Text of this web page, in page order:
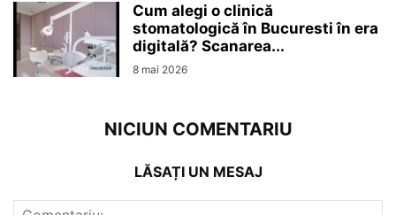
Cum alegi o clinică
stomatologică în Bucuresti în era
digitală? Scanarea...
8 mai 2026
NICIUN COMENTARIU
LĂSAȚI UN MESAJ